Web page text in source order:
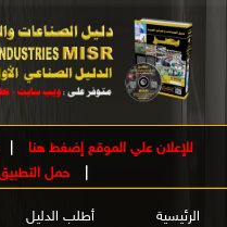
للإعلان علي الموقع إضغط هنا
حمل
الرئيسية أطلب الدليل